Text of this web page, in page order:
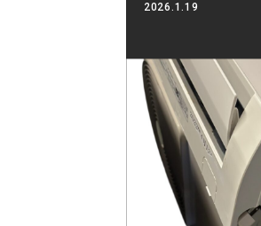
2026.1.19